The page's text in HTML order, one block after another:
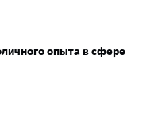
опыта в сфере